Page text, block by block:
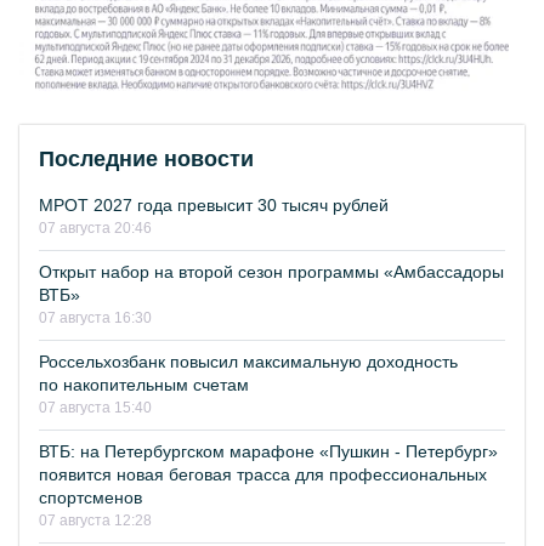
Последние новости
МРОТ 2027 года превысит 30 тысяч рублей
07 августа 20:46
Открыт набор на второй сезон программы «Амбассадоры
ВТБ»
07 августа 16:30
Россельхозбанк повысил максимальную доходность
по накопительным счетам
07 августа 15:40
ВТБ: на Петербургском марафоне «Пушкин - Петербург»
появится новая беговая трасса для профессиональных
спортсменов
07 августа 12:28